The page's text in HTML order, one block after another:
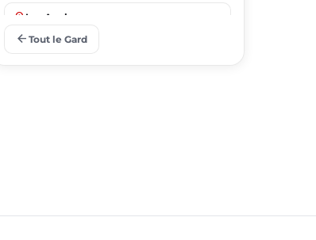
place Les Angles
arrow_back Tout le Gard